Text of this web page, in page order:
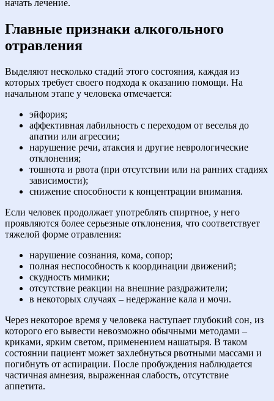
начать лечение.
Главные признаки алкогольного
отравления
Выделяют несколько стадий этого состояния, каждая из
которых требует своего подхода к оказанию помощи. На
начальном этапе у человека отмечается:
эйфория;
аффективная лабильность с переходом от веселья до
апатии или агрессии;
нарушение речи, атаксия и другие неврологические
отклонения;
тошнота и рвота (при отсутствии или на ранних стадиях
зависимости);
снижение способности к концентрации внимания.
Если человек продолжает употреблять спиртное, у него
проявляются более серьезные отклонения, что соответствует
тяжелой форме отравления:
нарушение сознания, кома, сопор;
полная неспособность к координации движений;
скудность мимики;
отсутствие реакции на внешние раздражители;
в некоторых случаях – недержание кала и мочи.
Через некоторое время у человека наступает глубокий сон, из
которого его вывести невозможно обычными методами –
криками, ярким светом, применением нашатыря. В таком
состоянии пациент может захлебнуться рвотными массами и
погибнуть от аспирации. После пробуждения наблюдается
частичная амнезия, выраженная слабость, отсутствие
аппетита.